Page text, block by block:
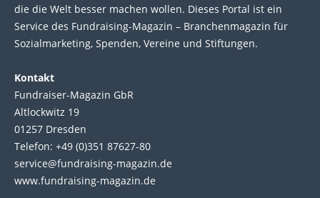
die die Welt bes­ser machen wol­len. Die­ses Por­tal ist ein
Service des Fund­raising-Magazin – Bran­chen­magazin für
Sozial­marke­ting, Spen­den, Ver­eine und Stif­tun­gen.
Kontakt
Fundraiser-Magazin GbR
Altlockwitz 19
01257 Dresden
Telefon: +49 (0)351 87627-80
service@fundraising-magazin.de
www.fundraising-magazin.de